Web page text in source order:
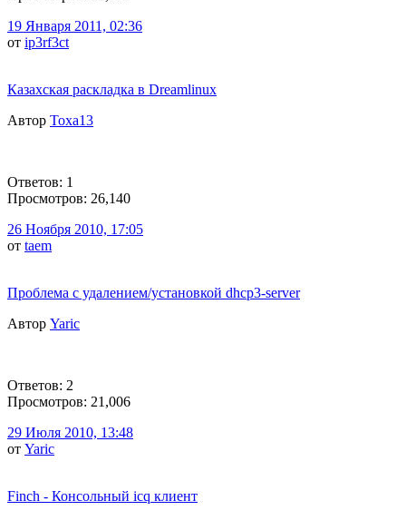
19 Января 2011, 02:36
от ip3rf3ct
Казахская раскладка в Dreamlinux
Автор Toxa13
Ответов: 1
Просмотров: 26,140
26 Ноября 2010, 17:05
от taem
Проблема с удалением/установкой dhcp3-server
Автор Yaric
Ответов: 2
Просмотров: 21,006
29 Июля 2010, 13:48
от Yaric
Finch - Консольный icq клиент